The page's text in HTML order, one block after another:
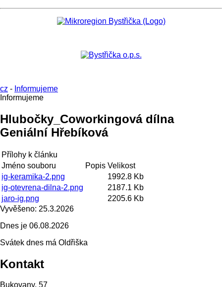
cz - Informujeme
Informujeme
Hlubočky_Coworkingová dílna
Geniální Hřebíková
Přílohy k článku
Jméno souboru
Popis Velikost
ig-keramika-2.png
1992.8 Kb
ig-otevrena-dilna-2.png
2187.1 Kb
jaro-ig.png
2205.6 Kb
Vyvěšeno: 25.3.2026
Dnes je 06.08.2026
Svátek dnes má Oldřiška
Kontakt
Bukovany, 57